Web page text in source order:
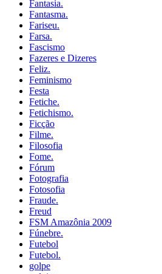
Fantasia.
Fantasma.
Fariseu.
Farsa.
Fascismo
Fazeres e Dizeres
Feliz.
Feminismo
Festa
Fetiche.
Fetichismo.
Ficção
Filme.
Filosofia
Fome.
Fórum
Fotografia
Fotosofia
Fraude.
Freud
FSM Amazônia 2009
Fúnebre.
Futebol
Futebol.
golpe